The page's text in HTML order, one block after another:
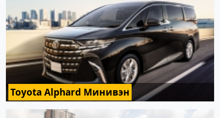
Toyota Alphard Минивэн